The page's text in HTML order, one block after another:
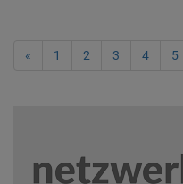
« 1 2 3 4 5